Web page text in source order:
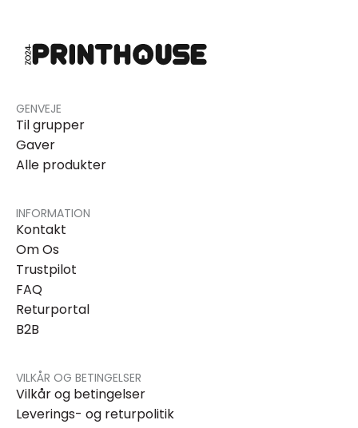
GENVEJE
Til grupper
Gaver
Alle produkter
INFORMATION
Kontakt
Om Os
Trustpilot
FAQ
Returportal
B2B
VILKÅR OG BETINGELSER
Vilkår og betingelser
Leverings- og returpolitik